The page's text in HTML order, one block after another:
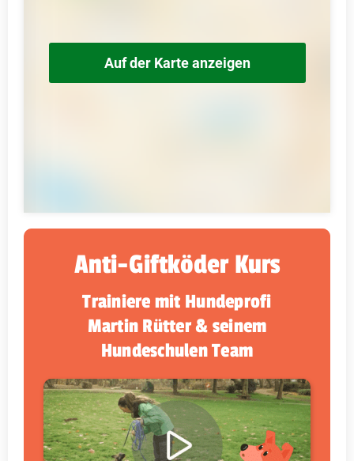
Auf der Karte anzeigen
Anti-Giftköder Kurs
Trainiere mit Hundeprofi
Martin Rütter & seinem
Hundeschulen Team